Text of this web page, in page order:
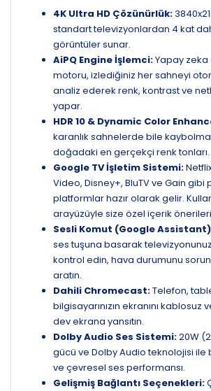
4K Ultra HD Çözünürlük:
standart televizyonlardan 4 kat
görüntüler sunar.
AiPQ Engine İşlemci:Yapay
motoru, izlediğiniz her sahneyi
analiz ederek renk, kontrast ve
yapar.
HDR 10 & Dynamic Color
karanlık sahnelerde bile
doğadaki en gerçekçi renk tonları.
Google TV İşletim Sistemi:
Video, Disney+, BluTV ve Gain gibi
platformlar hazır olarak gelir.
arayüzüyle size özel içerik
Sesli Komut (Google
ses tuşuna basarak
kontrol edin, hava durumunu
aratın.
Dahili Chromecast:Telefon,
bilgisayarınızın ekranını kablosuz
dev ekrana yansıtın.
Dolby Audio Ses Sistemi:20W
gücü ve Dolby Audio teknolojisi ile
ve çevresel ses performansı.
Gelişmiş Bağlantı Seçenekleri: